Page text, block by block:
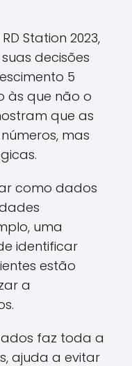
Station 2023,
decisões
5
às que não o
que as
mas
como dados
uma
identificar
estão
a
faz toda a
ajuda a evitar